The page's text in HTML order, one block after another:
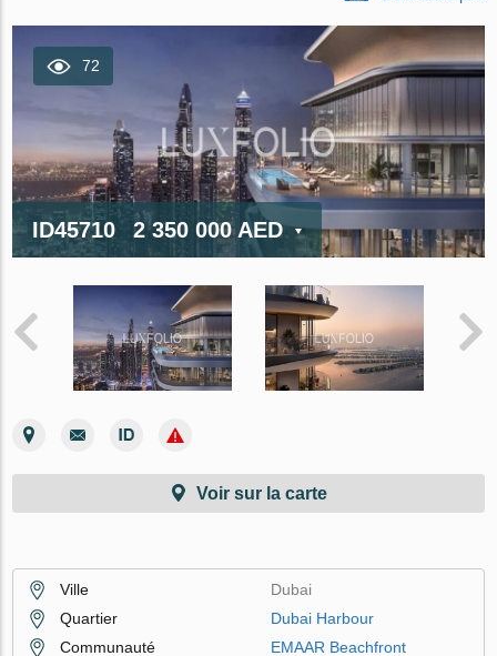
72
ID45710 2 350 000 AED
Voir sur la carte
Ville
Dubai
Quartier
Dubai Harbour
Communauté
EMAAR Beachfront